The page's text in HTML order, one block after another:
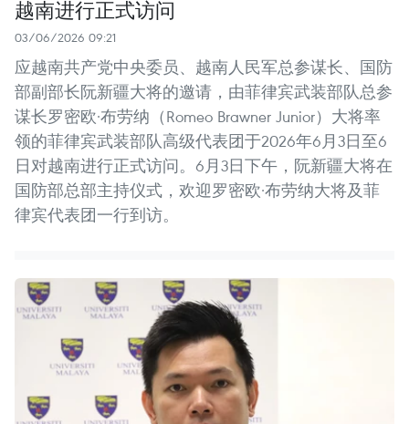
越南进行正式访问
03/06/2026 09:21
应越南共产党中央委员、越南人民军总参谋长、国防
部副部长阮新疆大将的邀请，由菲律宾武装部队总参
谋长罗密欧·布劳纳（Romeo Brawner Junior）大将率
领的菲律宾武装部队高级代表团于2026年6月3日至6
日对越南进行正式访问。6月3日下午，阮新疆大将在
国防部总部主持仪式，欢迎罗密欧·布劳纳大将及菲
律宾代表团一行到访。